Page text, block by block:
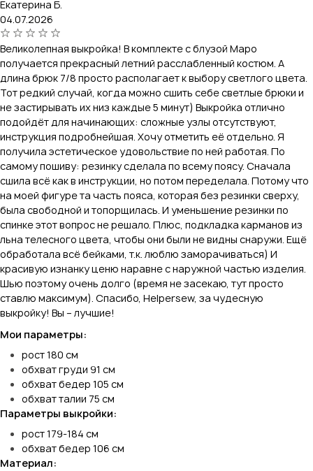
Екатерина Б.
04.07.2026
Великолепная выкройка! В комплекте с блузой Маро
получается прекрасный летний расслабленный костюм. А
длина брюк 7/8 просто располагает к выбору светлого цвета.
Тот редкий случай, когда можно сшить себе светлые брюки и
не застирывать их низ каждые 5 минут) Выкройка отлично
подойдёт для начинающих: сложные узлы отсутствуют,
инструкция подробнейшая. Хочу отметить её отдельно. Я
получила эстетическое удовольствие по ней работая. По
самому пошиву: резинку сделала по всему поясу. Сначала
сшила всё как в инструкции, но потом переделала. Потому что
на моей фигуре та часть пояса, которая без резинки сверху,
была свободной и топорщилась. И уменьшение резинки по
спинке этот вопрос не решало. Плюс, подкладка карманов из
льна телесного цвета, чтобы они были не видны снаружи. Ещё
обработала всё бейками, т.к. люблю заморачиваться) И
красивую изнанку ценю наравне с наружной частью изделия.
Шью поэтому очень долго (время не засекаю, тут просто
ставлю максимум). Спасибо, Helpersew, за чудесную
выкройку! Вы – лучшие!
Мои параметры:
рост 180 см
обхват груди 91 см
обхват бедер 105 см
обхват талии 75 см
Параметры выкройки:
рост 179-184 см
обхват бедер 106 см
Материал: